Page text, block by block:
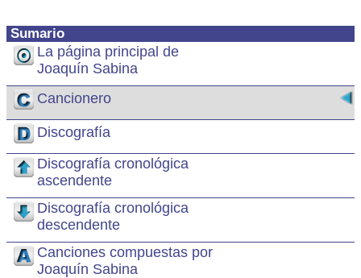
Sumario
La página principal de
Joaquín Sabina
Cancionero
Discografía
Discografía cronológica
ascendente
Discografía cronológica
descendente
Canciones compuestas por
Joaquín Sabina